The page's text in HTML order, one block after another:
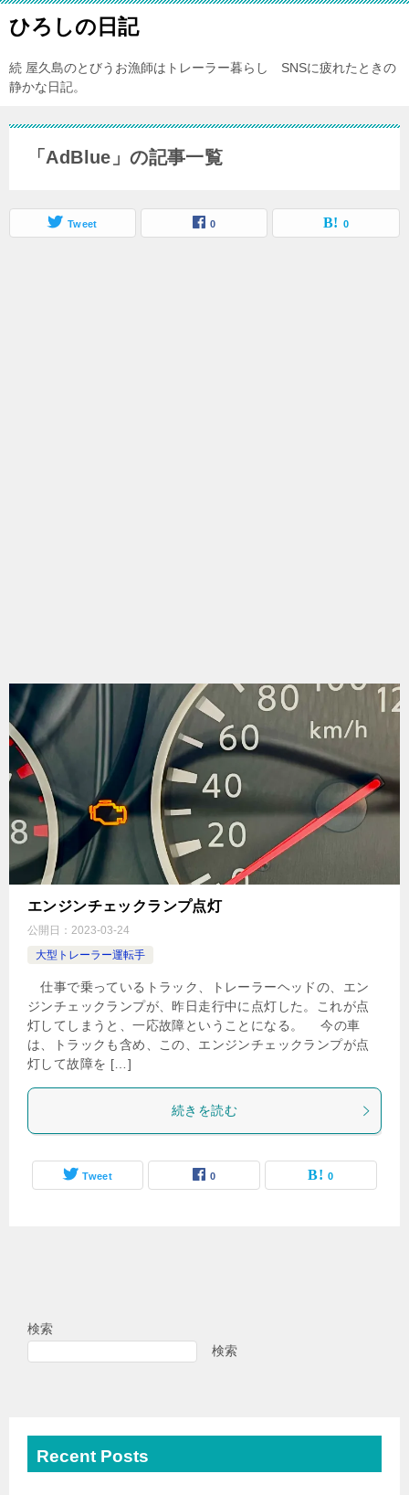
ひろしの日記
続 屋久島のとびうお漁師はトレーラー暮らし SNSに疲れたときの
静かな日記。
「AdBlue」の記事一覧
Tweet 0 0
エンジンチェックランプ点灯
公開日： 2023-03-24
大型トレーラー運転手
仕事で乗っているトラック、トレーラーヘッドの、エン
ジンチェックランプが、昨日走行中に点灯した。これが点
灯してしまうと、一応故障ということになる。 今の車
は、トラックも含め、この、エンジンチェックランプが点
灯して故障を […]
続きを読む
Tweet 0 0
検索
検索
Recent Posts